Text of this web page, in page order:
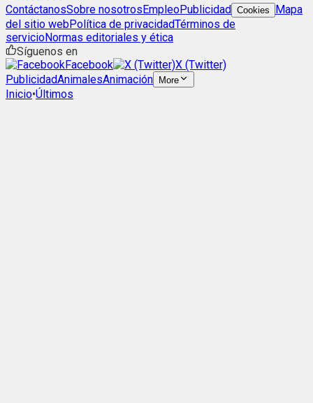
ContáctanosSobre nosotrosEmpleoPublicidad Cookies
Mapa
del sitio webPolítica de privacidadTérminos de
servicioNormas editoriales y ética
Síguenos en
Facebook
X (Twitter)
PublicidadAnimalesAnimación More
Inicio•Últimos